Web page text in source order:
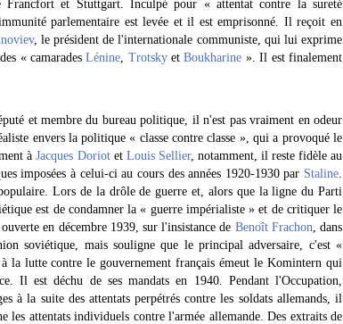
Francfort et Stuttgart. Inculpé pour « attentat contre la sureté
parlementaire est levée et il est emprisonné. Il reçoit en
, le président de l'internationale communiste, qui lui exprime
« camaradesLénine, TrotskyetBoukharine ». Il est finalement
et membre du bureau politique, il n'est pas vraiment en odeur
envers la politique « classe contre classe », qui a provoqué le
àJacques Doriotet Louis Sellier, notamment, il reste fidèle au
imposées à celui-ci au cours des années 1920-1930 par Staline.
Lors de la drôle de guerre et, alors que la ligne du Parti
est de condamner la « guerre impérialiste » et de critiquer le
en décembre 1939, sur l'insistance de Benoît Frachon, dans
soviétique, mais souligne que le principal adversaire, c'est «
la lutte contre le gouvernement français émeut le Komintern qui
Il est déchu de ses mandats en 1940. Pendant l'Occupation,
à la suite des attentats perpétrés contre les soldats allemands, il
les attentats individuels contre l'armée allemande. Des extraits de